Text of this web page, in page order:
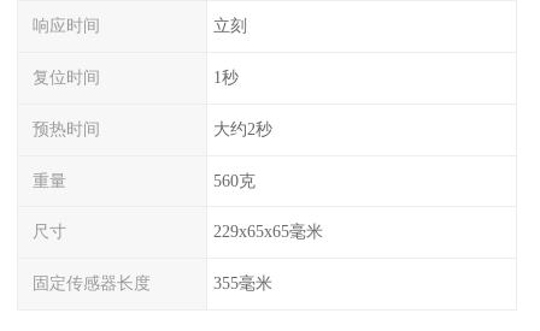
响应时间 立刻
复位时间 1秒
预热时间 大约2秒
重量 560克
尺寸 229x65x65毫米
固定传感器长度 355毫米